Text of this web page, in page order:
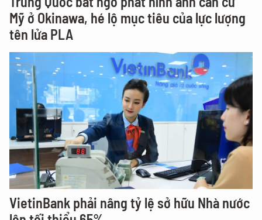
Mỹ ở Okinawa, hé lộ mục tiêu của lực lượng
tên lửa PLA
VietinBank phải nâng tỷ lệ sở hữu Nhà nước